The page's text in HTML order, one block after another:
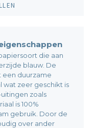
die aan
blauw. De
een duurzame
wat zeer geschikt is
zoals
is 100%
gebruik. Door de
over ander